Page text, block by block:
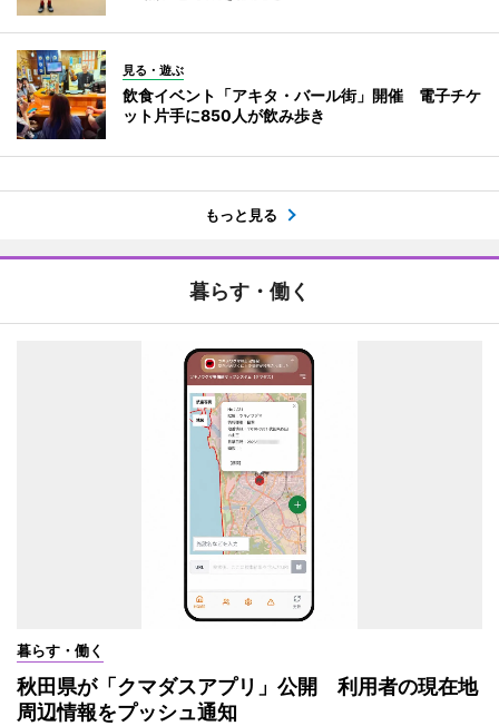
見る・遊ぶ
飲食イベント「アキタ・バール街」開催 電子チケ
ット片手に850人が飲み歩き
もっと見る
暮らす・働く
暮らす・働く
秋田県が「クマダスアプリ」公開 利用者の現在地
周辺情報をプッシュ通知